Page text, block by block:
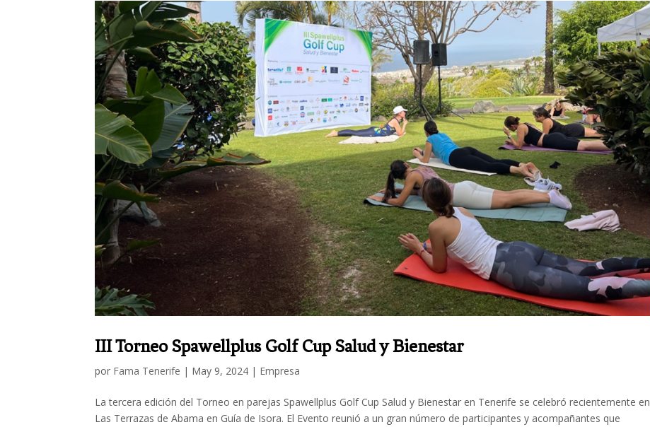
III Torneo Spawellplus Golf Cup Salud y Bienestar
por Fama Tenerife | May 9, 2024 | Empresa
La tercera edición del Torneo en parejas Spawellplus Golf Cup Salud y Bienestar en Tenerife se celebró recientemente en
Las Terrazas de Abama en Guía de Isora. El Evento reunió a un gran número de participantes y acompañantes que